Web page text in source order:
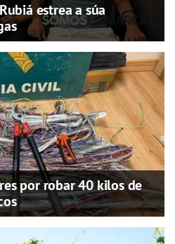
estrea a súa
por robar 40 kilos de